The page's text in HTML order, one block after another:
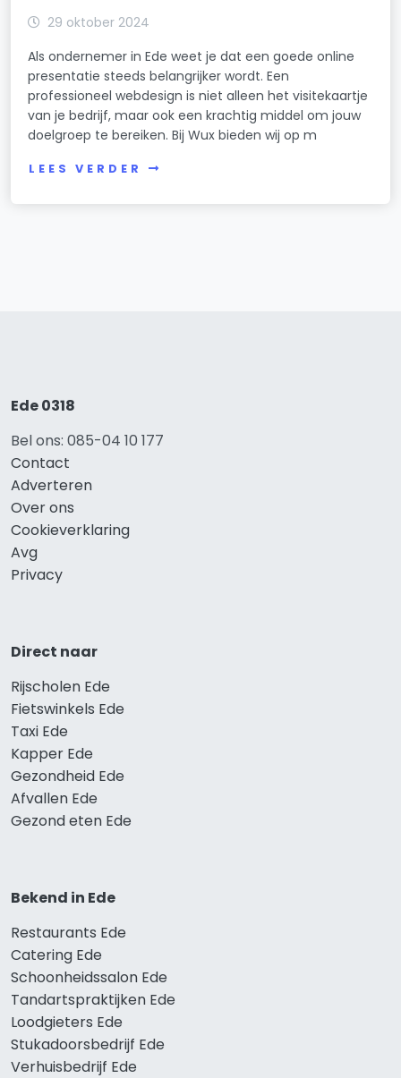
29 oktober 2024
Als ondernemer in Ede weet je dat een goede online
presentatie steeds belangrijker wordt. Een
professioneel webdesign is niet alleen het visitekaartje
van je bedrijf, maar ook een krachtig middel om jouw
doelgroep te bereiken. Bij Wux bieden wij op m
LEES VERDER
Ede 0318
Bel ons: 085-04 10 177
Contact
Adverteren
Over ons
Cookieverklaring
Avg
Privacy
Direct naar
Rijscholen Ede
Fietswinkels Ede
Taxi Ede
Kapper Ede
Gezondheid Ede
Afvallen Ede
Gezond eten Ede
Bekend in Ede
Restaurants Ede
Catering Ede
Schoonheidssalon Ede
Tandartspraktijken Ede
Loodgieters Ede
Stukadoorsbedrijf Ede
Verhuisbedrijf Ede